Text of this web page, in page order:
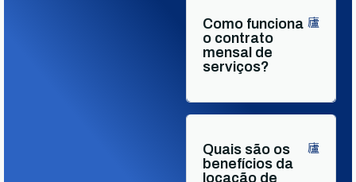
Como funciona
o contrato
mensal de
serviços?
Quais são os
benefícios da
locação de